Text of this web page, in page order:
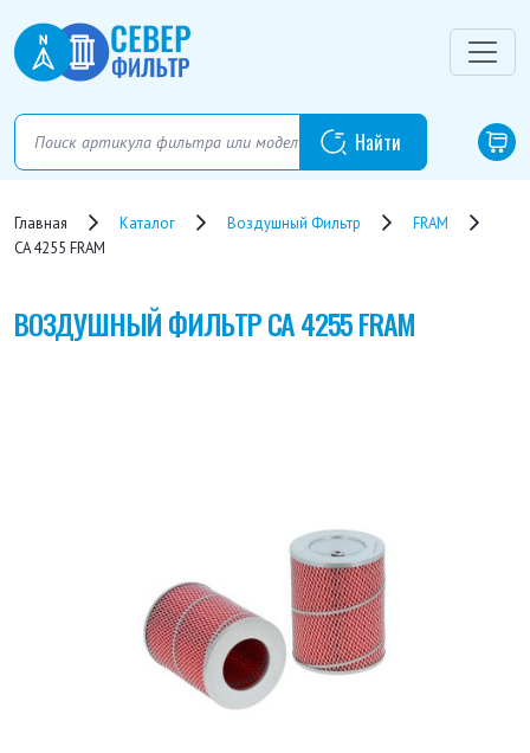
Главная Каталог Воздушный Фильтр
FRAM
CA 4255 FRAM
ВОЗДУШНЫЙ ФИЛЬТРCA 4255 FRAM